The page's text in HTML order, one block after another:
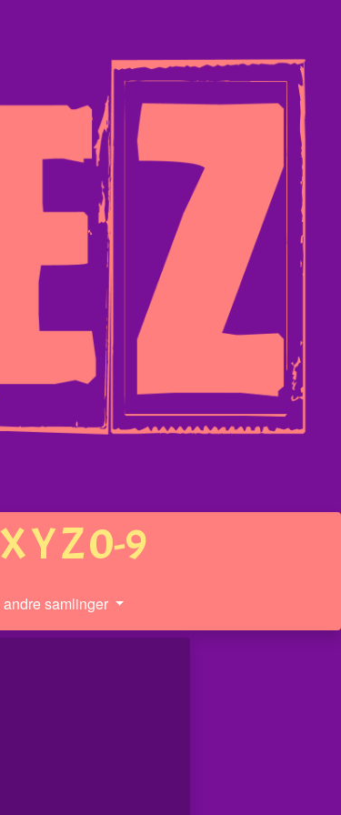
XYZ0-9
andre samlinger